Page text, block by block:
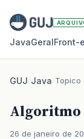
JavaGeral
GUJ/Java/Topico
Algoritmo
26 de janeiro de